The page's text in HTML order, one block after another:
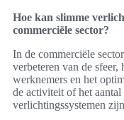
Hoe kan slimme
commerciële sector?
In de commerciële
verbeteren van de
werknemers en het
de activiteit of het
verlichtingssystemen